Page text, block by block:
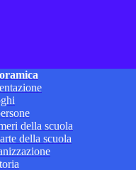
della scuola
della scuola